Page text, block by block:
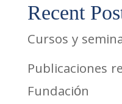
Recent
Cursos y
Publicaciones
Fundación